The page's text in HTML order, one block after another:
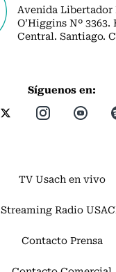
Avenida Libertador
O’Higgins Nº
Central. Santiago.
Síguenos en:
TV Usach en vivo
Streaming Radio
Contacto Prensa